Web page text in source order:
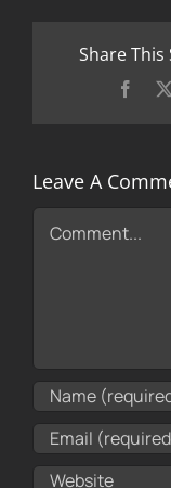
Share
Leave A
Comment